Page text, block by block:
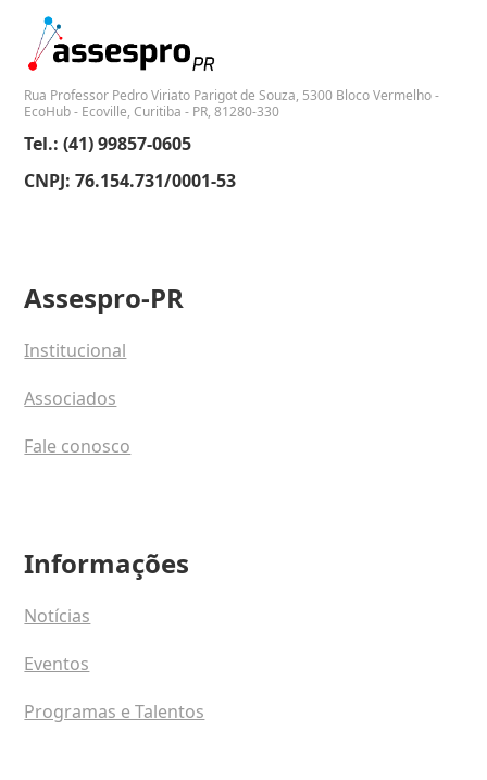
Rua Professor Pedro Viriato Parigot de Souza, 5300 Bloco Vermelho -
EcoHub - Ecoville, Curitiba - PR, 81280-330
Tel.: (41) 99857-0605
CNPJ: 76.154.731/0001-53
Assespro-PR
Institucional
Associados
Fale conosco
Informações
Notícias
Eventos
Programas e Talentos